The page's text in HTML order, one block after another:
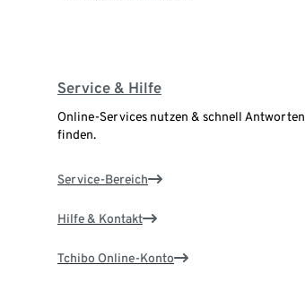
Service & Hilfe
Online-Services nutzen & schnell Antworten
finden.
Service-Bereich
Hilfe & Kontakt
Tchibo Online-Konto